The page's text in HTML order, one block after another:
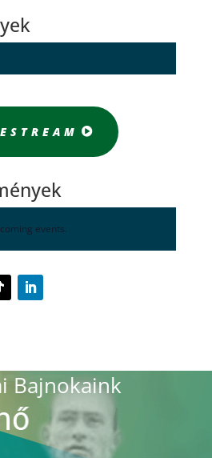
events.
Bajnokaink